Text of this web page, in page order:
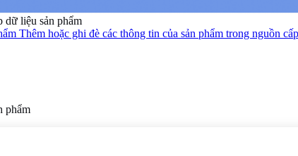
dữ liệu sản phẩm
Thêm hoặc ghi đè các thông tin của sản phẩm trong nguồn
phẩm